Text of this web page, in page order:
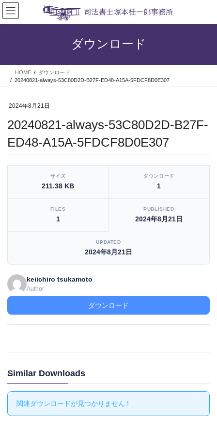
コ
ン
テ
ス
ナ
ビ
ゲ
ン
ダウンロード
HOME
ダウンロード
20240821-always-53C80D2D-B27F-ED48-A15A-5FDCF8D0E307
2024年8月21日
20240821-always-53C80D2D-B27F-
ED48-A15A-5FDCF8D0E307
[video_player_1200x800]
サイズ
211.38 KB
ダウンロード
1
FILES
1
PUBLISHED
2024年8月21日
UPDATED
2024年8月21日
keiichiro tsukamoto
Author
ダウンロード
Similar Downloads
関連ダウンロードが見つかりません !